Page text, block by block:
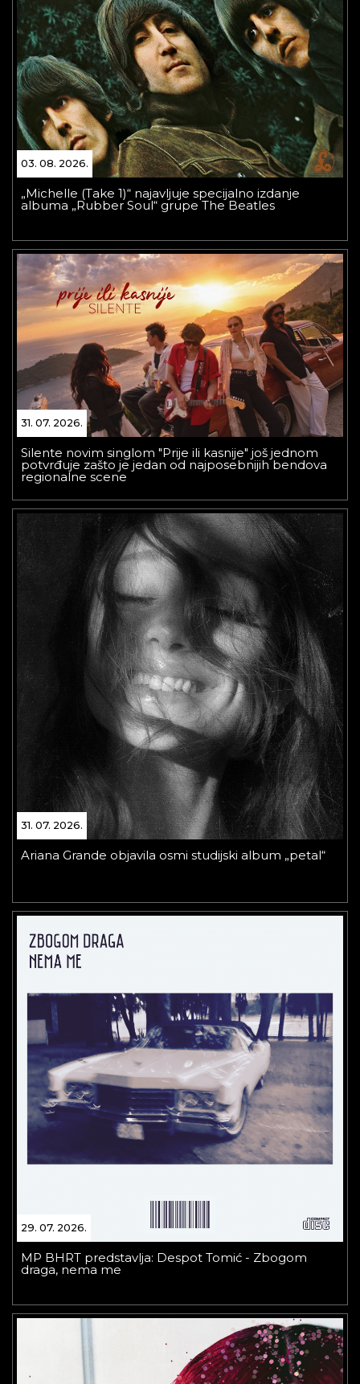
03. 08. 2026.
„Michelle (Take 1)“ najavljuje specijalno izdanje
albuma „Rubber Soul“ grupe The Beatles
31. 07. 2026.
Silente novim singlom "Prije ili kasnije" još jednom
potvrđuje zašto je jedan od najposebnijih bendova
regionalne scene
31. 07. 2026.
Ariana Grande objavila osmi studijski album „petal“
29. 07. 2026.
MP BHRT predstavlja: Despot Tomić - Zbogom
draga, nema me